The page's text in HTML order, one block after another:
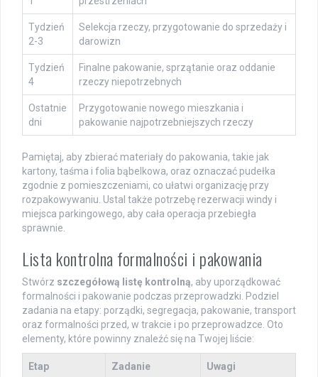
Tydzień
2-3
Selekcja rzeczy, przygotowanie do sprzedaży i
darowizn
Tydzień
4
Finalne pakowanie, sprzątanie oraz oddanie
rzeczy niepotrzebnych
Ostatnie
dni
Przygotowanie nowego mieszkania i
pakowanie najpotrzebniejszych rzeczy
Pamiętaj, aby zbierać materiały do pakowania, takie jak
kartony, taśma i folia bąbelkowa, oraz oznaczać pudełka
zgodnie z pomieszczeniami, co ułatwi organizację przy
rozpakowywaniu. Ustal także potrzebę rezerwacji windy i
miejsca parkingowego, aby cała operacja przebiegła
sprawnie.
Lista kontrolna formalności i pakowania
Stwórz szczegółową listę kontrolną, aby uporządkować
formalności i pakowanie podczas przeprowadzki. Podziel
zadania na etapy: porządki, segregacja, pakowanie, transport
oraz formalności przed, w trakcie i po przeprowadzce. Oto
elementy, które powinny znaleźć się na Twojej liście:
Etap Zadanie Uwagi